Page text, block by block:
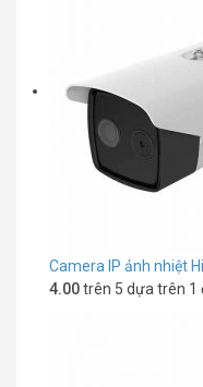
Camera IP ảnh nhiệt
4.00trên 5 dựa trên 1